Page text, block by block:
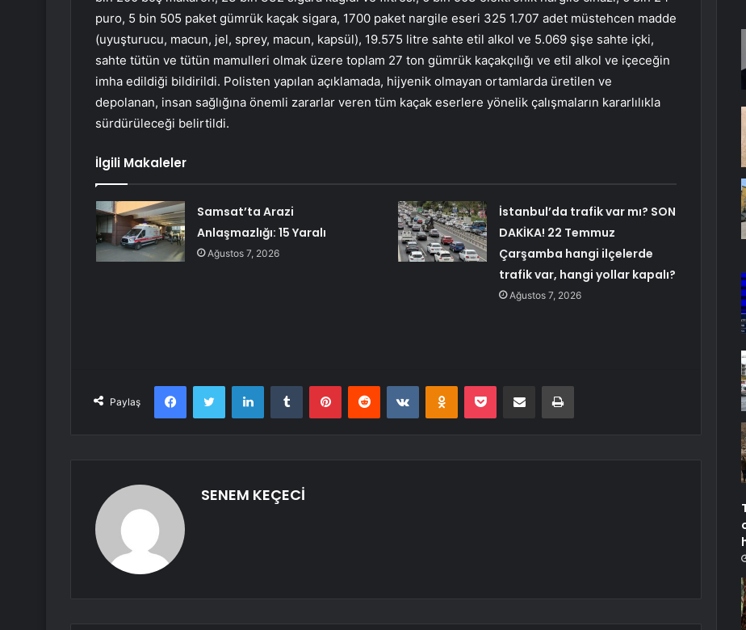
puro, 5 bin 505 paket gümrük kaçak sigara, 1700 paket nargile eseri 325 1.707 adet müstehcen madde
(uyuşturucu, macun, jel, sprey, macun, kapsül), 19.575 litre sahte etil alkol ve 5.069 şişe sahte içki,
sahte tütün ve tütün mamulleri olmak üzere toplam 27 ton gümrük kaçakçılığı ve etil alkol ve içeceğin
imha edildiği bildirildi. Polisten yapılan açıklamada, hijyenik olmayan ortamlarda üretilen ve
depolanan, insan sağlığına önemli zararlar veren tüm kaçak eserlere yönelik çalışmaların kararlılıkla
sürdürüleceği belirtildi.
İlgili Makaleler
Samsat’ta Arazi
Anlaşmazlığı: 15 Yaralı
Ağustos 7, 2026
İstanbul’da trafik var mı? SON
DAKİKA! 22 Temmuz
Çarşamba hangi ilçelerde
trafik var, hangi yollar kapalı?
Ağustos 7, 2026
Paylaş
FacebookTwitter LinkedInTumblr PinterestReddit VKontakteOdnoklassniki
Pocket E-Posta ile paylaş Yazdır
SENEM KEÇECİ